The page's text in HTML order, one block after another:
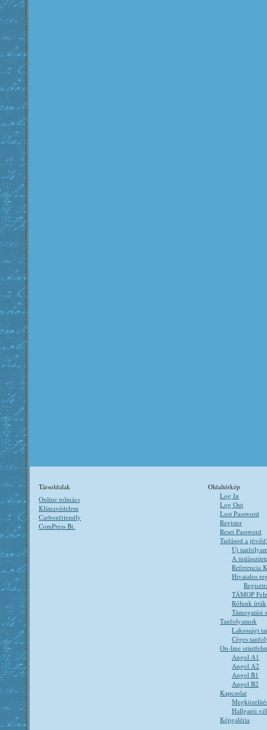
Társoldalak
Online tolmács
Klímavédelem
Carbonfriendly
ComPress Bt.
Oldaltérkép
Log In
Log Out
Lost Password
Register
Reset Password
Tudásod a
Új
A
Referencia
Hivatalos
TÁMOP
Rólunk írták
Támogatási
Tanfolyamok
Lakossági
Céges
On-line
Angol A1
Angol A2
Angol B1
Angol B2
Kapcsolat
Hallgatói
Képgaléria